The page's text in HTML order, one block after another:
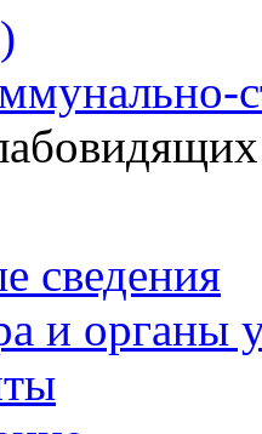
сведения
и органы